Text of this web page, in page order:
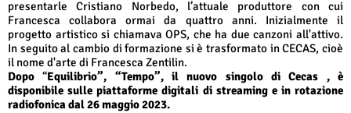
presentarle Cristiano Norbedo, l’attuale produttore con cui
Francesca collabora ormai da quattro anni. Inizialmente il
progetto artistico si chiamava OPS, che ha due canzoni all'attivo.
In seguito al cambio di formazione si è trasformato in CECAS, cioè
il nome d'arte di Francesca Zentilin.
Dopo “Equilibrio”, “Tempo”, il nuovo singolo di Cecas , è
disponibile sulle piattaforme digitali di streaming e in rotazione
radiofonica dal 26 maggio 2023.